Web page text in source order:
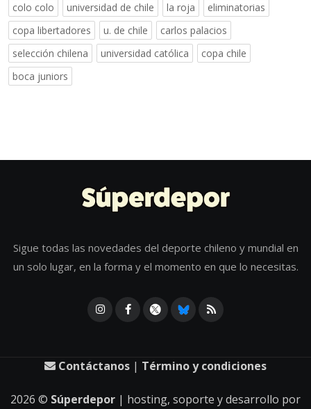
colo colo universidad de chile la roja
eliminatorias
copa libertadores
u. de chile
carlos palacios
selección chilena
universidad católica
copa chile
boca juniors
Sigue todas las novedades del deporte chileno y mundial en
un solo lugar, en la forma y el momento en que lo necesitas.
Contáctanos | Término y condiciones
2026 © Súperdepor | hosting, soporte y desarrollo por